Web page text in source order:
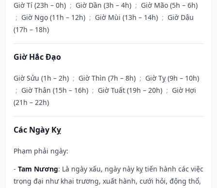
Giờ Tí (23h – 0h) ; Giờ Dần (3h – 4h) ; Giờ Mão (5h – 6h)
; Giờ Ngọ (11h – 12h) ; Giờ Mùi (13h – 14h) ; Giờ Dậu
(17h – 18h)
Giờ Hắc Đạo
Giờ Sửu (1h – 2h) ; Giờ Thìn (7h – 8h) ; Giờ Tỵ (9h – 10h)
; Giờ Thân (15h – 16h) ; Giờ Tuất (19h – 20h) ; Giờ Hợi
(21h – 22h)
Các Ngày Kỵ
Phạm phải ngày:
- Tam Nương: Là ngày xấu, ngày này kỵ tiến hành các việc
trọng đại như khai trương, xuất hành, cưới hỏi, động thổ,